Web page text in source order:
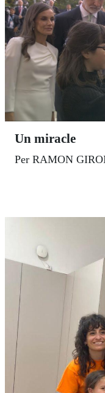
Un miracle
Per RAMON